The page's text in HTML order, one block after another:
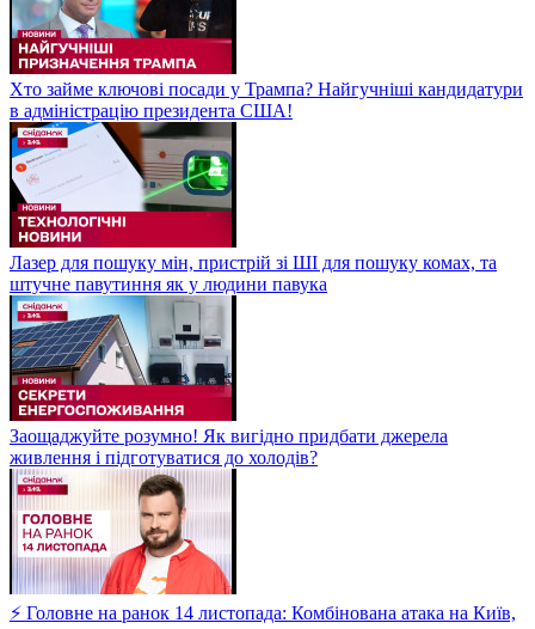
Хто займе ключові посади у Трампа? Найгучніші кандидатури
в адміністрацію президента США!
Лазер для пошуку мін, пристрій зі ШІ для пошуку комах, та
штучне павутиння як у людини павука
Заощаджуйте розумно! Як вигідно придбати джерела
живлення і підготуватися до холодів?
⚡ Головне на ранок 14 листопада: Комбінована атака на Київ,